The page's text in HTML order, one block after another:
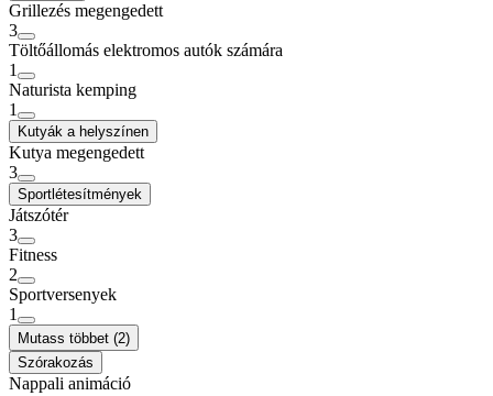
Grillezés megengedett
3
Töltőállomás elektromos autók számára
1
Naturista kemping
1
Kutyák a helyszínen
Kutya megengedett
3
Sportlétesítmények
Játszótér
3
Fitness
2
Sportversenyek
1
Mutass többet (2)
Szórakozás
Nappali animáció